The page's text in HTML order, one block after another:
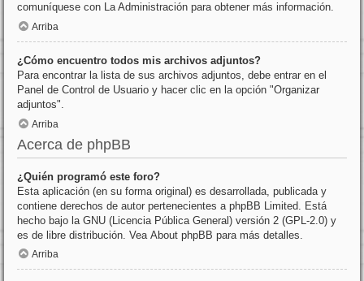
comuníquese con La Administración para obtener más información.
Arriba
¿Cómo encuentro todos mis archivos adjuntos?
Para encontrar la lista de sus archivos adjuntos, debe entrar en el
Panel de Control de Usuario y hacer clic en la opción "Organizar
adjuntos".
Arriba
Acerca de phpBB
¿Quién programó este foro?
Esta aplicación (en su forma original) es desarrollada, publicada y
contiene derechos de autor pertenecientes a phpBB Limited . Está
hecho bajo la GNU (Licencia Pública General) versión 2 (GPL-2.0) y
es de libre distribución. Vea About phpBB para más detalles.
Arriba